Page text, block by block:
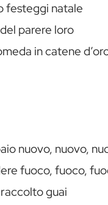
festeggi natale
parere loro
in catene
nuovo, nuovo,
fuoco, fuoco,
guai